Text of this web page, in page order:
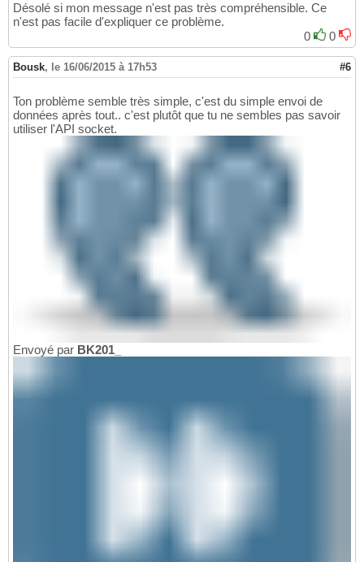
Désolé si mon message n'est pas très compréhensible. Ce
n'est pas facile d'expliquer ce problème.
0
0
Bousk, le 16/06/2015 à 17h53 #6
Ton problème semble très simple, c'est du simple envoi de
données après tout.. c'est plutôt que tu ne sembles pas savoir
utiliser l'API socket.
Envoyé par BK201_